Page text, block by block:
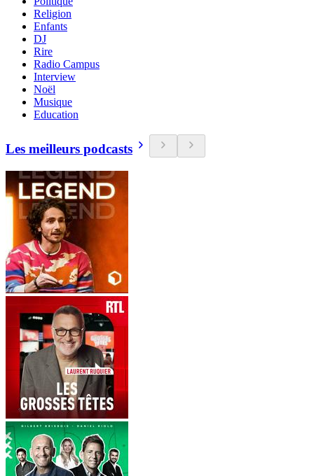
Religion
Enfants
DJ
Rire
Radio Campus
Interview
Noël
Musique
Education
Les meilleurs podcasts